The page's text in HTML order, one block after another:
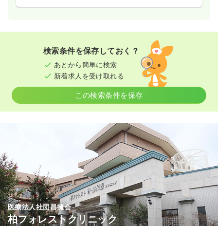
検索条件を保存しておく？
あとから簡単に検索
新着求人を受け取れる
この検索条件を保存
医療法人社団昌擁会
柏フォレストクリニック